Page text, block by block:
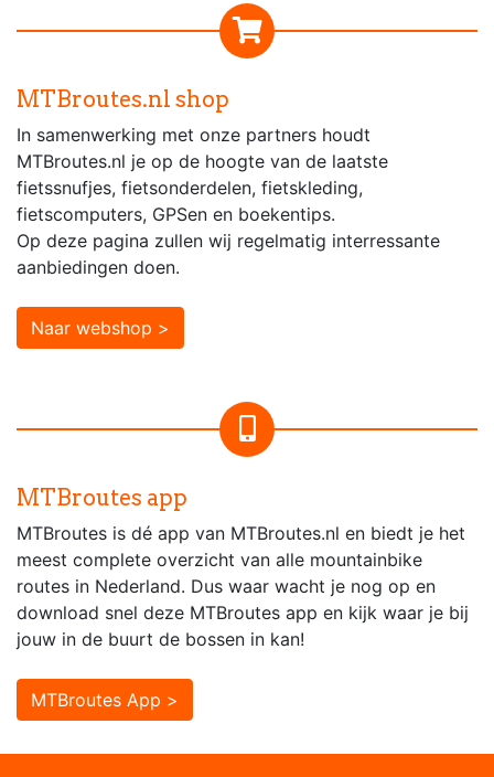
MTBroutes.nl shop
In samenwerking met onze partners houdt
MTBroutes.nl je op de hoogte van de laatste
fietssnufjes, fietsonderdelen, fietskleding,
fietscomputers, GPSen en boekentips.
Op deze pagina zullen wij regelmatig interressante
aanbiedingen doen.
Naar webshop >
MTBroutes app
MTBroutes is dé app van MTBroutes.nl en biedt je het
meest complete overzicht van alle mountainbike
routes in Nederland. Dus waar wacht je nog op en
download snel deze MTBroutes app en kijk waar je bij
jouw in de buurt de bossen in kan!
MTBroutes App >